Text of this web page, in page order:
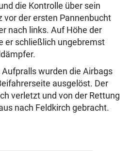
die Kontrolle über sein
vor der ersten Pannenbucht
nach links. Auf Höhe der
er schließlich ungebremst
wurden die Airbags
ausgelöst. Der
verletzt und von der Rettung
nach Feldkirch gebracht.